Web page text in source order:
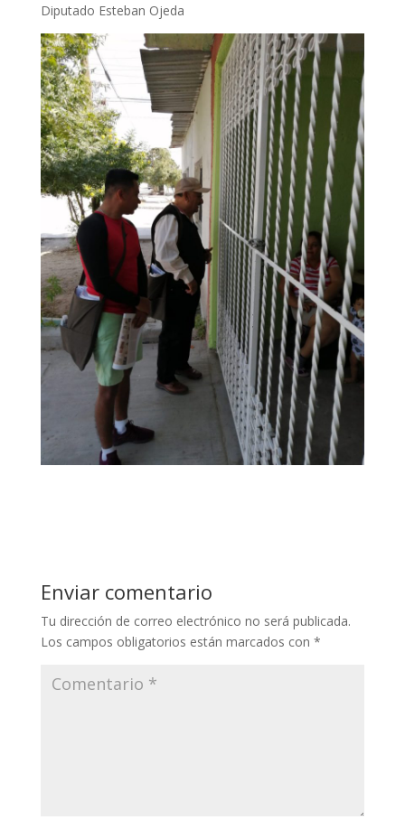
Diputado Esteban Ojeda
Enviar comentario
Tu dirección de correo electrónico no será publicada.
Los campos obligatorios están marcados con *